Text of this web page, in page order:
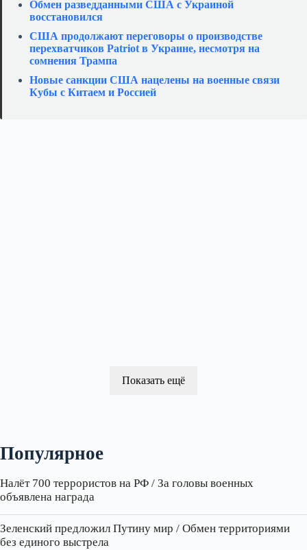
Обмен разведданными США с Украиной
восстановился
США продолжают переговоры о производстве
перехватчиков Patriot в Украине, несмотря на
сомнения Трампа
Новые санкции США нацелены на военные связи
Кубы с Китаем и Россией
Показать ещё
Популярное
Налёт 700 террористов на РФ / За головы военных
объявлена награда
Зеленский предложил Путину мир / Обмен территориями
без единого выстрела